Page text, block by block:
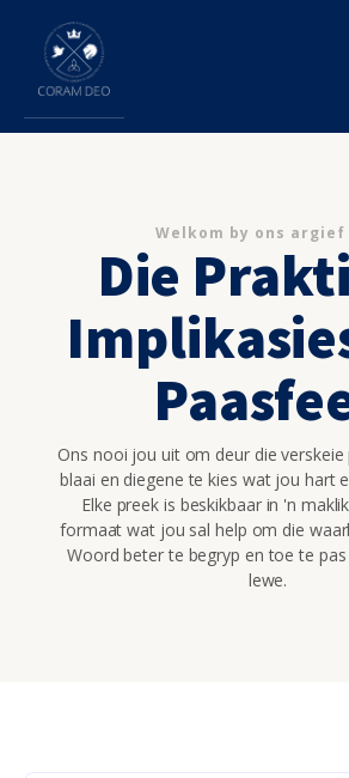
Welkom by ons argief
Die
Ons nooi jou uit om deur die
blaai en diegene te kies wat jou hart
Elke preek is beskikbaar in 'n
formaat wat jou sal help om die
Woord beter te begryp en toe te
lewe.